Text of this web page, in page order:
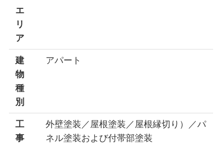
エ
リ
ア
建
物
種
別
アパート
工
事
外壁塗装／屋根塗装／屋根縁切り）／パ
ネル塗装および付帯部塗装